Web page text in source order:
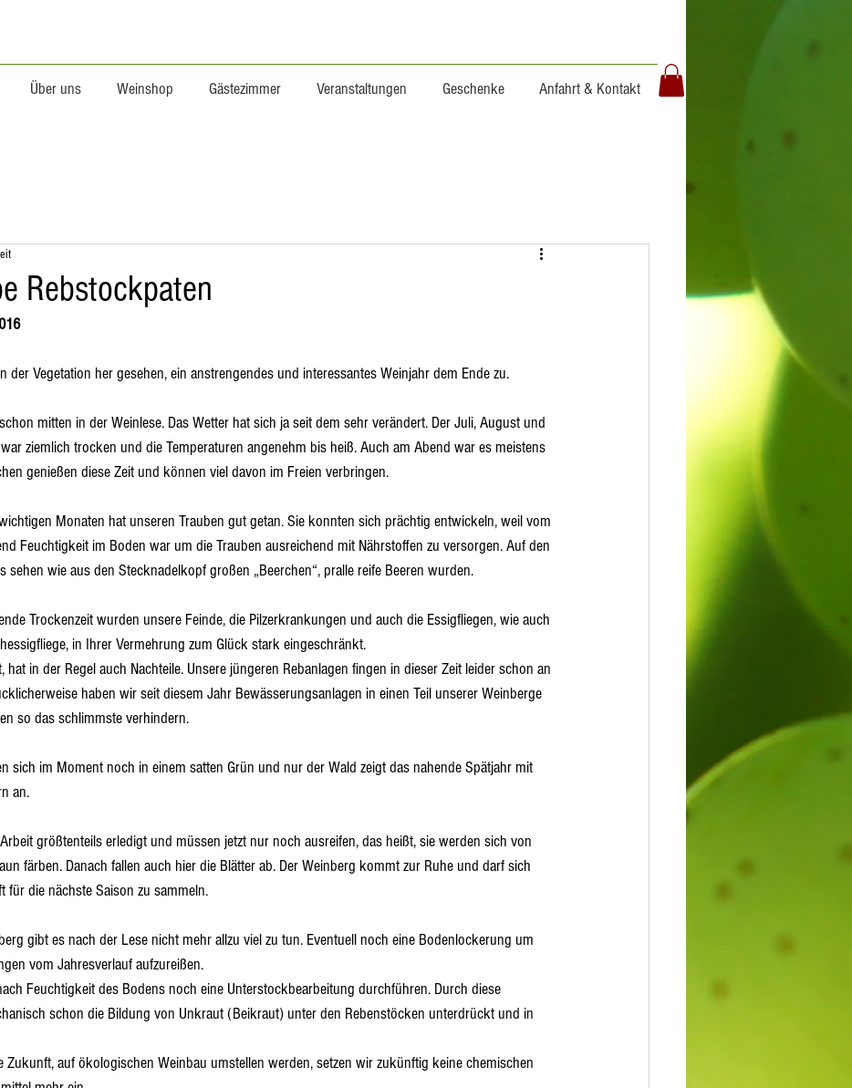
Über uns Weinshop Gästezimmer Veranstaltungen Geschenke Anfahrt & Kontakt
Rebstockpaten
der Vegetation her gesehen, ein anstrengendes und interessantes Weinjahr dem Ende zu.
mitten in der Weinlese. Das Wetter hat sich ja seit dem sehr verändert. Der Juli, August und
ziemlich trocken und die Temperaturen angenehm bis heiß. Auch am Abend war es meistens
genießen diese Zeit und können viel davon im Freien verbringen.
Monaten hat unseren Trauben gut getan. Sie konnten sich prächtig entwickeln, weil vom
Feuchtigkeit im Boden war um die Trauben ausreichend mit Nährstoffen zu versorgen. Auf den
sehen wie aus den Stecknadelkopf großen „Beerchen“, pralle reife Beeren wurden.
Trockenzeit wurden unsere Feinde, die Pilzerkrankungen und auch die Essigfliegen, wie auch
in Ihrer Vermehrung zum Glück stark eingeschränkt.
hat in der Regel auch Nachteile. Unsere jüngeren Rebanlagen fingen in dieser Zeit leider schon an
haben wir seit diesem Jahr Bewässerungsanlagen in einen Teil unserer Weinberge
so das schlimmste verhindern.
sich im Moment noch in einem satten Grün und nur der Wald zeigt das nahende Spätjahr mit
an.
größtenteils erledigt und müssen jetzt nur noch ausreifen, das heißt, sie werden sich von
färben. Danach fallen auch hier die Blätter ab. Der Weinberg kommt zur Ruhe und darf sich
für die nächste Saison zu sammeln.
gibt es nach der Lese nicht mehr allzu viel zu tun. Eventuell noch eine Bodenlockerung um
vom Jahresverlauf aufzureißen.
Feuchtigkeit des Bodens noch eine Unterstockbearbeitung durchführen. Durch diese
schon die Bildung von Unkraut (Beikraut) unter den Rebenstöcken unterdrückt und in
Zukunft, auf ökologischen Weinbau umstellen werden, setzen wir zukünftig keine chemischen